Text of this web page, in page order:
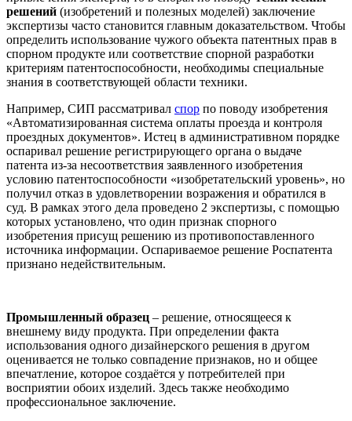
решений (изобретений и полезных моделей) заключение
экспертизы часто становится главным доказательством. Чтобы
определить использование чужого объекта патентных прав в
спорном продукте или соответствие спорной разработки
критериям патентоспособности, необходимы специальные
знания в соответствующей области техники.
Например, СИП рассматривал спор по поводу изобретения
«Автоматизированная система оплаты проезда и контроля
проездных документов». Истец в административном порядке
оспаривал решение регистрирующего органа о выдаче
патента из-за несоответствия заявленного изобретения
условию патентоспособности «изобретательский уровень», но
получил отказ в удовлетворении возражения и обратился в
суд. В рамках этого дела проведено 2 экспертизы, с помощью
которых установлено, что один признак спорного
изобретения присущ решению из противопоставленного
источника информации. Оспариваемое решение Роспатента
признано недействительным.
Промышленный образец – решение, относящееся к
внешнему виду продукта. При определении факта
использования одного дизайнерского решения в другом
оценивается не только совпадение признаков, но и общее
впечатление, которое создаётся у потребителей при
восприятии обоих изделий. Здесь также необходимо
профессиональное заключение.